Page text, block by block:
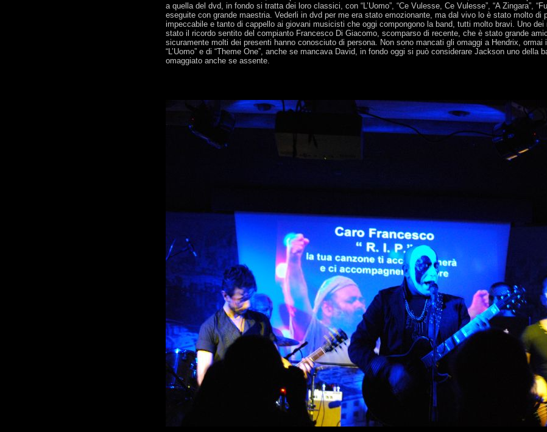
a quella del dvd, in fondo si tratta dei loro classici, con “L’Uomo”, “Ce Vulesse, Ce Vulesse”, “A Zingara”,
eseguite con grande maestria. Vederli in dvd per me era stato emozionante, ma dal vivo lo è stato molto di
impeccabile e tanto di cappello ai giovani musicisti che oggi compongono la band, tutti molto bravi. Uno
stato il ricordo sentito del compianto Francesco Di Giacomo, scomparso di recente, che è stato grande
sicuramente molti dei presenti hanno conosciuto di persona. Non sono mancati gli omaggi a Hendrix, ormai
“L’Uomo” e di “Theme One”, anche se mancava David, in fondo oggi si può considerare Jackson uno della
omaggiato anche se assente.